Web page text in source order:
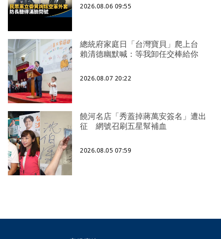
2026.08.06 09:55
總統府家庭日「台灣寶貝」爬上台
賴清德幽默喊：等我卸任交棒給你
2026.08.07 20:22
饒河名店「秀蓋掉蔣萬安簽名」遭出
征 網號召刷五星幫補血
2026.08.05 07:59